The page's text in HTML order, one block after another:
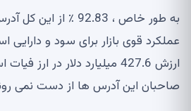
به طور خاص ، 92.83 ٪
عملکرد قوی بازار برای سود و
ارزش 427.6 میلیارد دلار در
صاحبان این آدرس ها از دست نمی